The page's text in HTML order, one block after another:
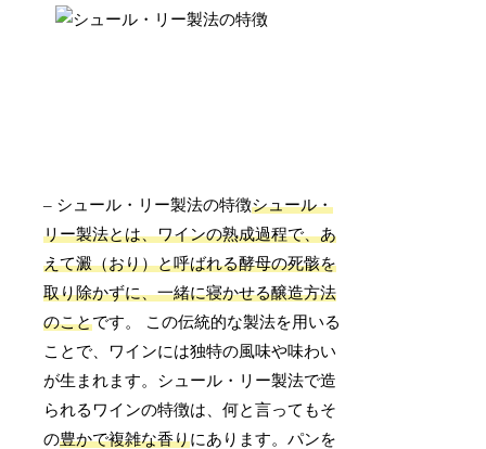
– シュール・リー製法の特徴シュール・
リー製法とは、ワインの熟成過程で、あ
えて澱（おり）と呼ばれる酵母の死骸を
取り除かずに、一緒に寝かせる醸造方法
のことです。 この伝統的な製法を用いる
ことで、ワインには独特の風味や味わい
が生まれます。シュール・リー製法で造
られるワインの特徴は、何と言ってもそ
の豊かで複雑な香りにあります。パンを